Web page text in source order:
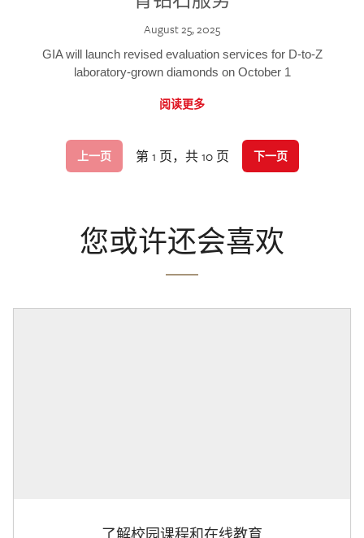
August 25, 2025
GIA will launch revised evaluation services for D-to-Z
laboratory-grown diamonds on October 1
阅读更多
上一页 第 1 页，共 10 页 下一页
您或许还会喜欢